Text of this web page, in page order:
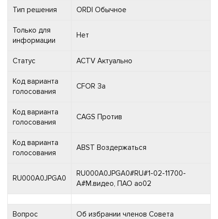
Тип решения ORDI Обычное
Только для
информации
Нет
Статус ACTV Актуально
Код варианта
голосования
CFOR За
Код варианта
голосования
CAGS Против
Код варианта
голосования
ABST Воздержаться
RU000A0JPGA0
RU000A0JPGA0#RU#1-02-11700-
A#М.видео, ПАО ао02
Вопрос
Об избрании членов Совета